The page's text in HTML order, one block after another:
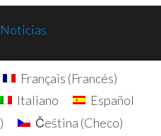
Noticias
Français (Francés)
Italiano
Español
) Čeština (Checo)